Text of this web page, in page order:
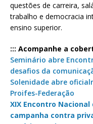
questões de carreira,
trabalho e democracia
ensino superior.
::: Acompanhe a
Seminário abre
desafios da
Solenidade abre
Proifes-Federação
XIX Encontro
campanha contra